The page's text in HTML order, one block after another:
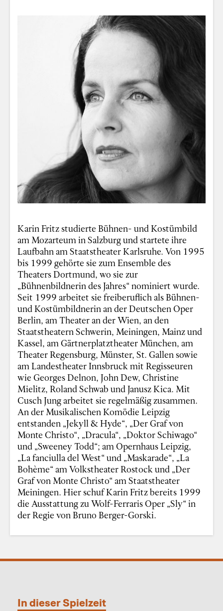
Karin Fritz studierte Bühnen- und Kostümbild
am Mozarteum in Salzburg und startete ihre
Laufbahn am Staatstheater Karlsruhe. Von 1995
bis 1999 gehörte sie zum Ensemble des
Theaters Dortmund, wo sie zur
„Bühnenbildnerin des Jahres“ nominiert wurde.
Seit 1999 arbeitet sie freiberuflich als Bühnen-
und Kostümbildnerin an der Deutschen Oper
Berlin, am Theater an der Wien, an den
Staatstheatern Schwerin, Meiningen, Mainz und
Kassel, am Gärtnerplatztheater München, am
Theater Regensburg, Münster, St. Gallen sowie
am Landestheater Innsbruck mit Regisseuren
wie Georges Delnon, John Dew, Christine
Mielitz, Roland Schwab und Janusz Kica. Mit
Cusch Jung arbeitet sie regelmäßig zusammen.
An der Musikalischen Komödie Leipzig
entstanden „Jekyll & Hyde“, „Der Graf von
Monte Christo“, „Dracula“, „Doktor Schiwago“
und „Sweeney Todd“; am Opernhaus Leipzig,
„La fanciulla del West“ und „Maskarade“, „La
Bohème“ am Volkstheater Rostock und „Der
Graf von Monte Christo“ am Staatstheater
Meiningen. Hier schuf Karin Fritz bereits 1999
die Ausstattung zu Wolf-Ferraris Oper „Sly“ in
der Regie von Bruno Berger-Gorski.
In dieser Spielzeit